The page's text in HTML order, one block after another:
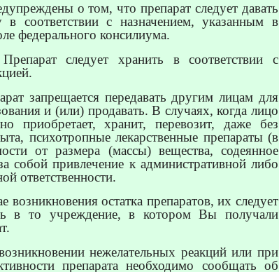
о том, что препарат следует давать
в соответствии с назначением, указанным в
федерального консилиума.
Препарат следует хранить в соответствии с
запрещается передавать другим лицам для
и (или) продавать. В случаях, когда лицо
приобретает, хранит, перевозит, даже без
психотропные лекарственные препараты (в
от размера (массы) вещества, содеянное
собой привлечение к административной либо
ответственности.
возникновения остатка препаратов, их следует
в то учреждение, в котором Вы получали
нежелательных реакций или при
препарата необходимо сообщать об